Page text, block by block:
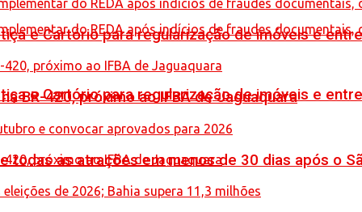
e Cartório para regularização de imóveis e
e Cartório para regularização de imóveis e
BR-420, próximo ao IFBA de Jaguaquara
todas as atrações em menos de 30 dias após o